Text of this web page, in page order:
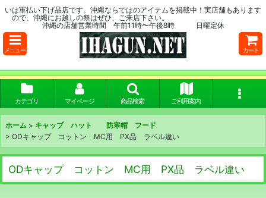
いは軍払い下げ品店です。沖縄ならではのアイテムを掲載中！実店舗もあります
ので、沖縄にお越しの祭はぜひ、ご来店下さい。
沖縄の店舗営業時間 午前11時〜午後8時 日曜定休
メニュー カート
カテゴリ マイページ 商品検索 ご利用案内
ホーム > キャップ ハット 防寒帽 フード
> ODキャップ コットン MC用 PX品 ラベル違い
ODキャップ コットン MC用 PX品 ラベル違い